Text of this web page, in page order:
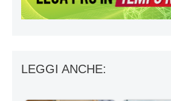
LEGGI ANCHE: